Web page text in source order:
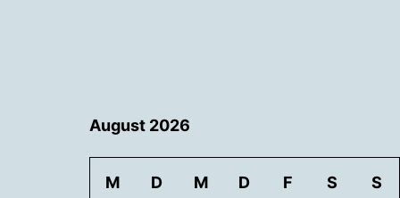
August 2026
M D M D F S S